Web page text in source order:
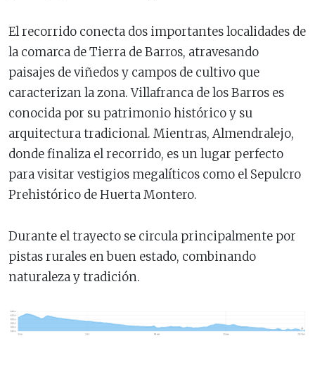
El recorrido conecta dos importantes localidades de
la comarca de Tierra de Barros, atravesando
paisajes de viñedos y campos de cultivo que
caracterizan la zona. Villafranca de los Barros es
conocida por su patrimonio histórico y su
arquitectura tradicional. Mientras, Almendralejo,
donde finaliza el recorrido, es un lugar perfecto
para visitar vestigios megalíticos como el Sepulcro
Prehistórico de Huerta Montero.
Durante el trayecto se circula principalmente por
pistas rurales en buen estado, combinando
naturaleza y tradición.